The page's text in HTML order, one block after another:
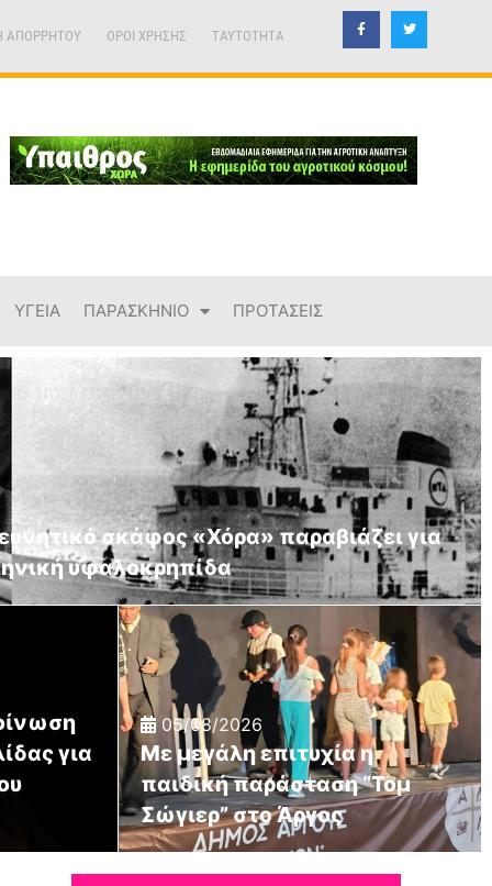
ΑΠΟΡΡΗΤΟΥ ΟΡΟΙ ΧΡΗΣΗΣ TAYTOTHTA
ΥΓΕΙΑ ΠΑΡΑΣΚΗΝΙΟ ΠΡΟΤΑΣΕΙΣ
σκάφος «Χόρα» παραβιάζει για
υφαλοκρηπίδα
για
05/08/2026
Με μεγάλη επιτυχία η
παιδική παράσταση “Τομ
Σώγιερ” στο Άργος